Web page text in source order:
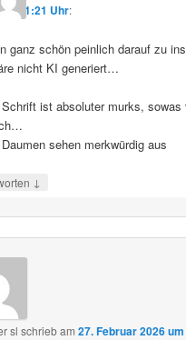
11:21 Uhr:
ganz schön peinlich darauf zu
nicht KI generiert…
ist absoluter murks, sowas
sehen merkwürdig aus
↓
sl schriebam27. Februar 2026